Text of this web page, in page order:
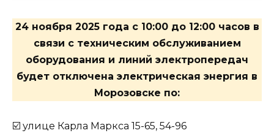
24 ноября 2025 года с 10:00 до 12:00 часов в
связи с техническим обслуживанием
оборудования и линий электропередач
будет отключена электрическая энергия в
Морозовске по:
☑️ улице Карла Маркса 15-65, 54-96